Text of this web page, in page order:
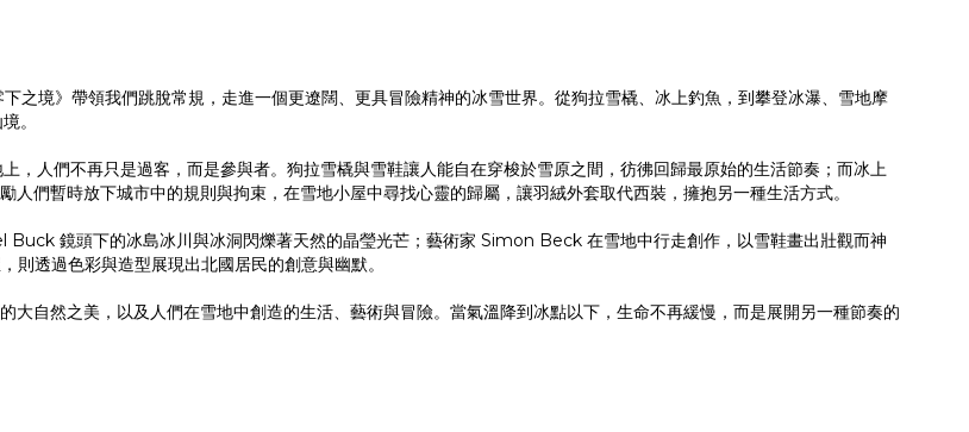
境》帶領我們跳脫常規，走進一個更遼闊、更具冒險精神的冰雪世界。從狗拉雪橇、冰上釣魚，到攀登冰瀑、雪地摩
。
，人們不再只是過客，而是參與者。狗拉雪橇與雪鞋讓人能自在穿梭於雪原之間，彷彿回歸最原始的生活節奏；而冰上
們暫時放下城市中的規則與拘束，在雪地小屋中尋找心靈的歸屬，讓羽絨外套取代西裝，擁抱另一種生活方式。
鏡頭下的冰島冰川與冰洞閃爍著天然的晶瑩光芒；藝術家 Simon Beck 在雪地中行走創作，以雪鞋畫出壯觀而神
透過色彩與造型展現出北國居民的創意與幽默。
自然之美，以及人們在雪地中創造的生活、藝術與冒險。當氣溫降到冰點以下，生命不再緩慢，而是展開另一種節奏的